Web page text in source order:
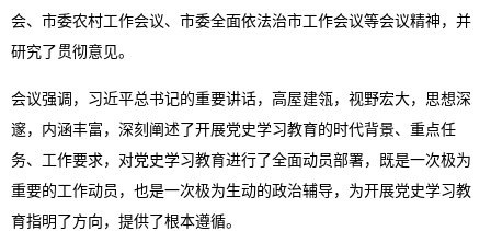
会、市委农村工作会议、市委全面依法治市工作会议等会议精神，并
研究了贯彻意见。
会议强调，习近平总书记的重要讲话，高屋建瓴，视野宏大，思想深
邃，内涵丰富，深刻阐述了开展党史学习教育的时代背景、重点任
务、工作要求，对党史学习教育进行了全面动员部署，既是一次极为
重要的工作动员，也是一次极为生动的政治辅导，为开展党史学习教
育指明了方向，提供了根本遵循。